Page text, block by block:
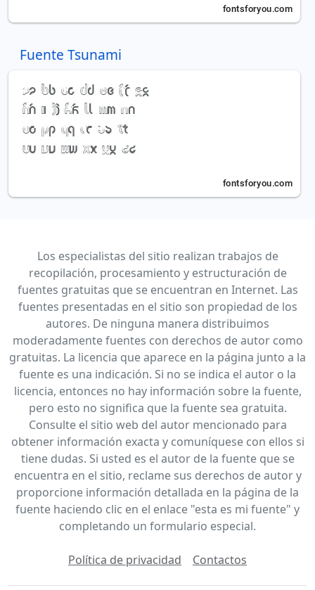
Fuente Tsunami
Los especialistas del sitio realizan trabajos de
recopilación, procesamiento y estructuración de
fuentes gratuitas que se encuentran en Internet. Las
fuentes presentadas en el sitio son propiedad de los
autores. De ninguna manera distribuimos
moderadamente fuentes con derechos de autor como
gratuitas. La licencia que aparece en la página junto a la
fuente es una indicación. Si no se indica el autor o la
licencia, entonces no hay información sobre la fuente,
pero esto no significa que la fuente sea gratuita.
Consulte el sitio web del autor mencionado para
obtener información exacta y comuníquese con ellos si
tiene dudas. Si usted es el autor de la fuente que se
encuentra en el sitio, reclame sus derechos de autor y
proporcione información detallada en la página de la
fuente haciendo clic en el enlace "esta es mi fuente" y
completando un formulario especial.
Política de privacidad Contactos